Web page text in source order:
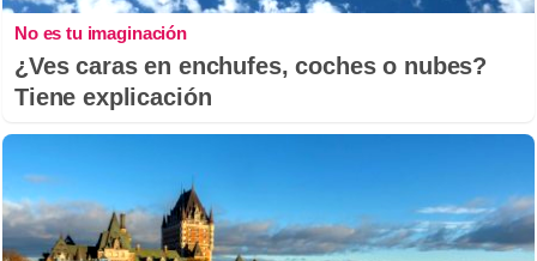
No es tu imaginación
¿Ves caras en enchufes, coches o nubes?
Tiene explicación